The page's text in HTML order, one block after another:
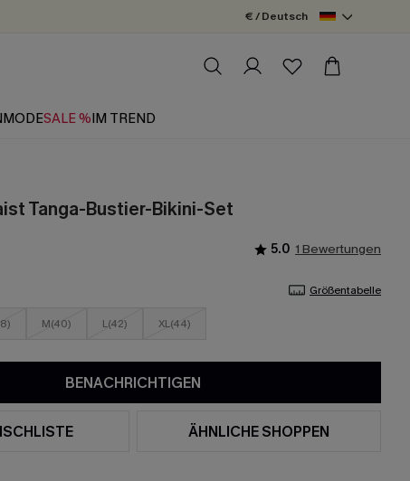
€ / Deutsch
SALE %IM TREND
Tanga-Bustier-Bikini-Set
5.0 1 Bewertungen
Größentabelle
M(40) L(42) XL(44)
BENACHRICHTIGEN
ÄHNLICHE SHOPPEN